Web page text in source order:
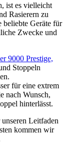
ist es vielleicht
Rasierern zu
beliebte Geräte für
Zwecke und
9000 Prestige,
Stoppeln
für eine extrem
nach Wunsch,
hinterlässt.
Leitfaden
kommen wir